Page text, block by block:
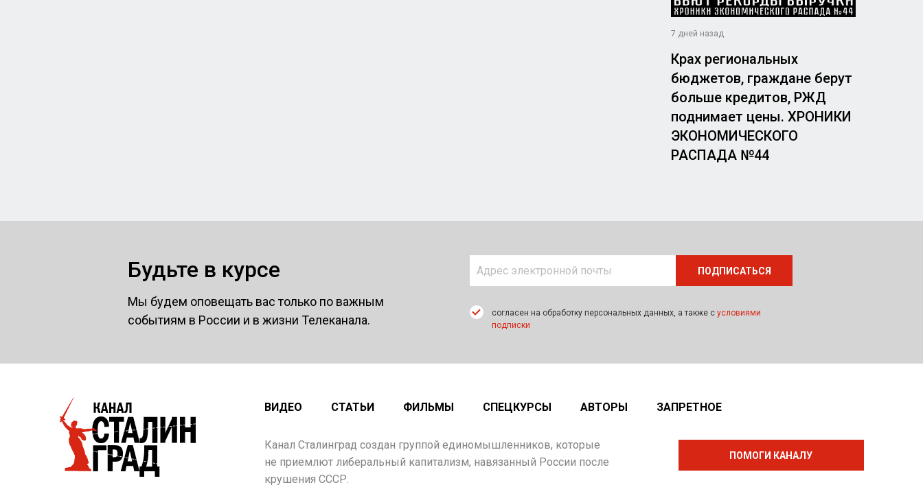
7 дней назад
Крах региональных
бюджетов, граждане берут
больше кредитов, РЖД
поднимает цены. ХРОНИКИ
ЭКОНОМИЧЕСКОГО
РАСПАДА №44
Будьте в курсе
Мы будем оповещать вас только по важным
событиям в России и в жизни Телеканала.
согласен на обработку персональных данных, а также с условиями
подписки
ВИДЕО СТАТЬИ ФИЛЬМЫ СПЕЦКУРСЫ АВТОРЫ ЗАПРЕТНОЕ
Канал Сталинград создан группой единомышленников, которые
не приемлют либеральный капитализм, навязанный России после
крушения СССР.
ПОМОГИ КАНАЛУ